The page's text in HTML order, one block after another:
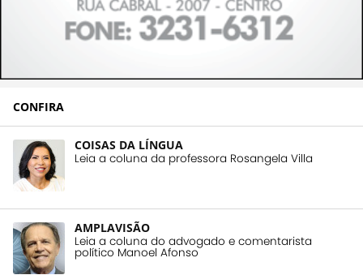
CONFIRA
COISAS DA LÍNGUA
Leia a coluna da professora Rosangela Villa
AMPLAVISÃO
Leia a coluna do advogado e comentarista
político Manoel Afonso